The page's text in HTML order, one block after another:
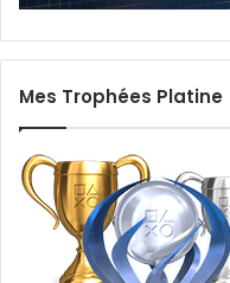
Mes Trophées Platine